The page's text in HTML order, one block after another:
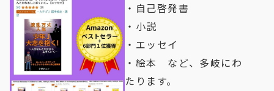
・自己啓発書
・小説
・エッセイ
・絵本　など、多岐にわ
たります。